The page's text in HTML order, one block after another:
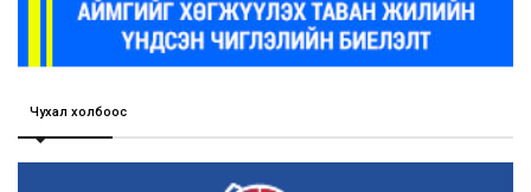
Чухал холбоос